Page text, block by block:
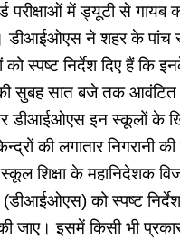
परीक्षाओं में ड्यूटी से
डीआईओएस ने शहर के पांच
स्पष्ट निर्देश दिए हैं कि
सुबह सात बजे तक आवंटित
डीआईओएस इन स्कूलों के
की लगातार निगरानी
शिक्षा के महानिदेशक
(डीआईओएस) को स्पष्ट
जाए। इसमें किसी भी